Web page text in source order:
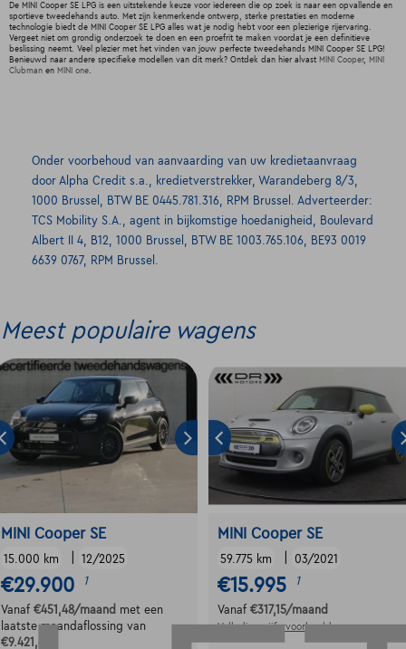
De MINI Cooper SE LPG is een uitstekende keuze voor iedereen die op zoek is naar een opvallende en
sportieve tweedehands auto. Met zijn kenmerkende ontwerp, sterke prestaties en moderne
technologie biedt de MINI Cooper SE LPG alles wat je nodig hebt voor een plezierige rijervaring.
Vergeet niet om grondig onderzoek te doen en een proefrit te maken voordat je een definitieve
beslissing neemt. Veel plezier met het vinden van jouw perfecte tweedehands MINI Cooper SE LPG!
Benieuwd naar andere specifieke modellen van dit merk? Ontdek dan hier alvast MINI Cooper, MINI
Clubmanen MINI one.
Onder voorbehoud van aanvaarding van uw kredietaanvraag
door Alpha Credit s.a., kredietverstrekker, Warandeberg 8/3,
1000 Brussel, BTW BE 0445.781.316, RPM Brussel. Adverteerder:
TCS Mobility S.A., agent in bijkomstige hoedanigheid, Boulevard
Albert II 4, B12, 1000 Brussel, BTW BE 1003.765.106, BE93 0019
6639 0767, RPM Brussel.
Meest populaire wagens
MINI Cooper SE
15.000 km 12/2025
€29.900 1
Vanaf €451,48/maand met een
laatste maandaflossing van
€9.421,48
MINI Cooper SE
59.775 km 03/2021
€15.995 1
Vanaf €317,15/maand
Volledige cijfervoorbeeld